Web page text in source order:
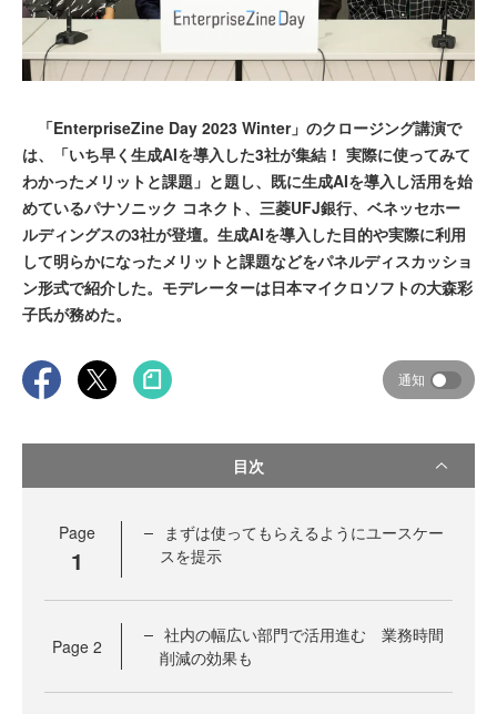
「EnterpriseZine Day 2023 Winter」のクロージング講演で
は、「いち早く生成AIを導入した3社が集結！ 実際に使ってみて
わかったメリットと課題」と題し、既に生成AIを導入し活用を始
めているパナソニック コネクト、三菱UFJ銀行、ベネッセホー
ルディングスの3社が登壇。生成AIを導入した目的や実際に利用
して明らかになったメリットと課題などをパネルディスカッショ
ン形式で紹介した。モデレーターは日本マイクロソフトの大森彩
子氏が務めた。
通知
目次
Page
1
まずは使ってもらえるようにユースケー
スを提示
Page 2
社内の幅広い部門で活用進む 業務時間
削減の効果も